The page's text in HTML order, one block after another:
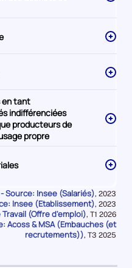
en tant
indifférenciées
producteurs de
propre
Source: Insee (Salariés), Données
pour
la
période
2023
Insee (Etablissement), Données
pour
la
période
2023
(Offre d'emploi), Données
pour
la
T1 2026
Acoss & MSA (Embauches (et
recrutements)), Données
T3 2025